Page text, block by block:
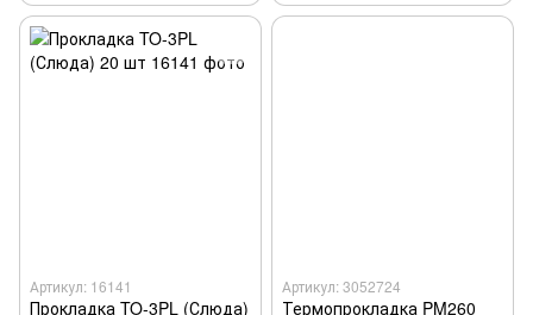
Артикул: 16141
Прокладка TO-3PL (Слюда)
Артикул: 3052724
Термопрокладка PM260